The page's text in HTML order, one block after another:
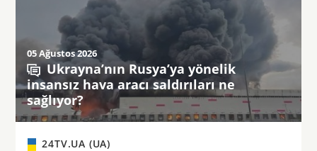
05 Ağustos 2026
Ukrayna’nın Rusya’ya yönelik
insansız hava aracı saldırıları ne
sağlıyor?
24TV.UA (UA)